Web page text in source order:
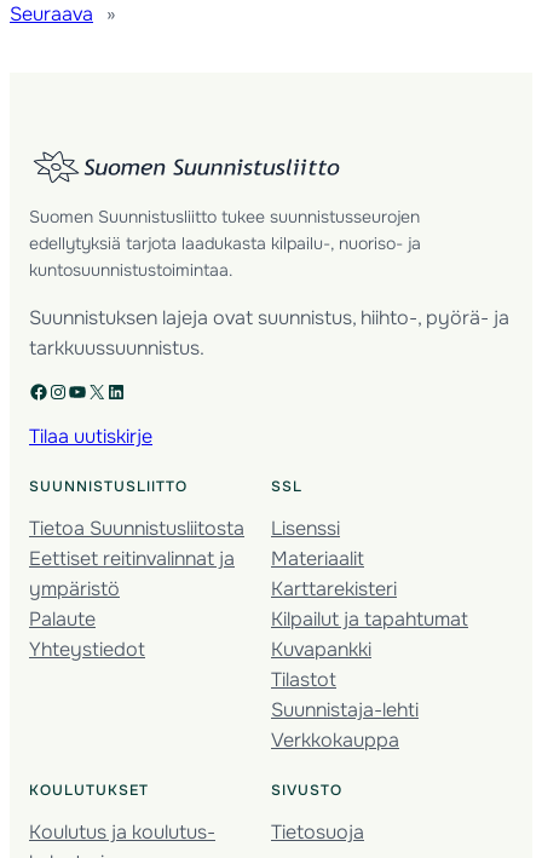
Seuraava
»
Suomen Suunnistusliitto tukee suunnistusseurojen
edellytyksiä tarjota laadukasta kilpailu-, nuoriso- ja
kuntosuunnistustoimintaa.
Suunnistuksen lajeja ovat suunnistus, hiihto-, pyörä- ja
tarkkuussuunnistus.
Facebook Instagram YouTube X LinkedIn
Tilaa uutiskirje
SUUNNISTUSLIITTO
Tietoa Suunnistusliitosta
Eettiset reitinvalinnat ja
ympäristö
Palaute
Yhteystiedot
SSL
Lisenssi
Materiaalit
Karttarekisteri
Kilpailut ja tapahtumat
Kuvapankki
Tilastot
Suunnistaja-lehti
Verkkokauppa
KOULUTUKSET
Koulutus ja koulutus­
SIVUSTO
Tietosuoja